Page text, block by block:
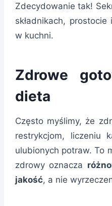
Zdecydowanie tak!
składnikach,
w kuchni.
Zdrowe
dieta
Często myślimy, że
restrykcjom, liczeniu
ulubionych potraw. To
zdrowy oznacza
jakość, a nie